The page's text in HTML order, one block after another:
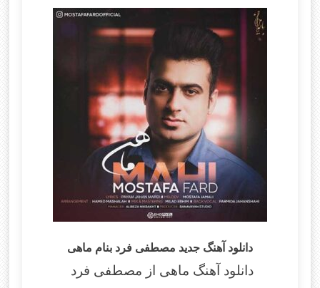
دانلود آهنگ جدید مصطفی فرد بنام ماهی
دانلود آهنگ ماهی از مصطفی فرد